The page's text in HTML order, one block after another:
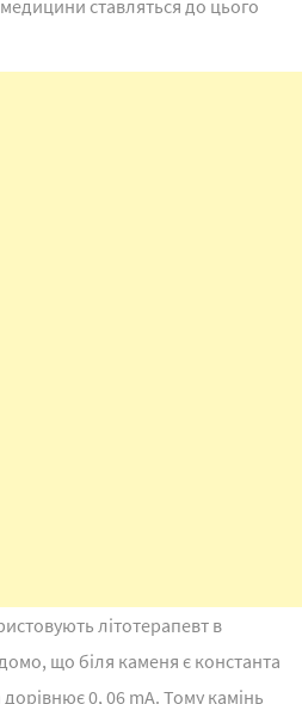
ставляться до цього
літотерапевт в
що біля каменя є константа
0, 06 mA. Тому камінь